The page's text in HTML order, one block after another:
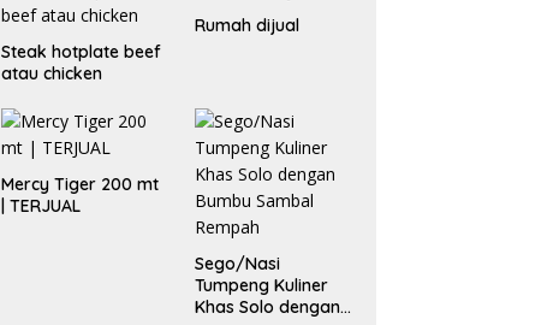
Steak hotplate beef
atau chicken
Rumah dijual
Mercy Tiger 200 mt
| TERJUAL
Sego/Nasi
Tumpeng Kuliner
Khas Solo dengan